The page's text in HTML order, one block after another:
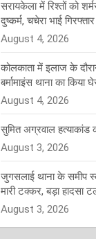
सरायकेला में रिश्तों को
दुष्कर्म, चचेरा भाई गिरफ्तार
August 4, 2026
कोलकाता में इलाज के
बर्मामाइंस थाना का किया
August 4, 2026
सुमित अग्रवाल हत्याकांड
August 3, 2026
जुगसलाई थाना के समीप
मारी टक्कर, बड़ा हादसा
August 3, 2026